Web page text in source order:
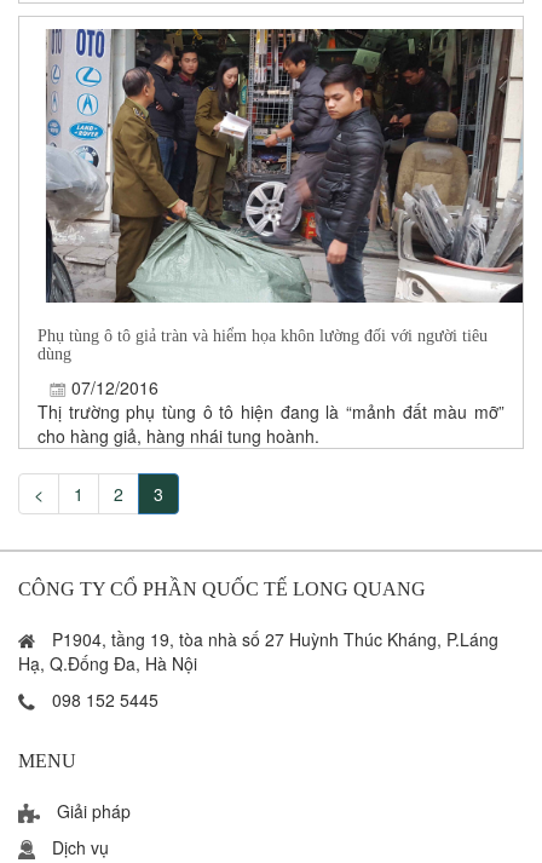
Phụ tùng ô tô giả tràn và hiểm họa khôn lường đối với người tiêu
dùng
07/12/2016
Thị trường phụ tùng ô tô hiện đang là “mảnh đất màu mỡ”
cho hàng giả, hàng nhái tung hoành.
< 1 2 3
CÔNG TY CỔ PHẦN QUỐC TẾ LONG QUANG
P1904, tầng 19, tòa nhà số 27 Huỳnh Thúc Kháng, P.Láng
Hạ, Q.Đống Đa, Hà Nội
098 152 5445
MENU
Giải pháp
Dịch vụ